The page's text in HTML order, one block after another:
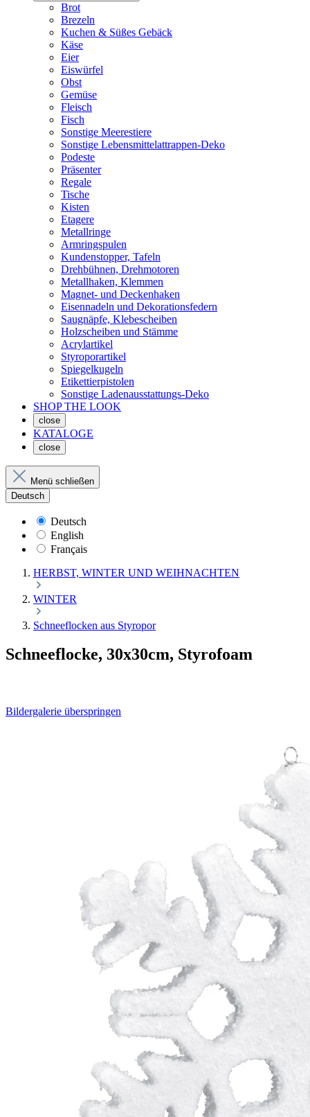
Brot
Brezeln
Kuchen & Süßes Gebäck
Käse
Eier
Eiswürfel
Obst
Gemüse
Fleisch
Fisch
Sonstige Meerestiere
Sonstige Lebensmittelattrappen-Deko
Podeste
Präsenter
Regale
Tische
Kisten
Etagere
Metallringe
Armringspulen
Kundenstopper, Tafeln
Drehbühnen, Drehmotoren
Metallhaken, Klemmen
Magnet- und Deckenhaken
Eisennadeln und Dekorationsfedern
Saugnäpfe, Klebescheiben
Holzscheiben und Stämme
Acrylartikel
Styroporartikel
Spiegelkugeln
Etikettierpistolen
Sonstige Ladenausstattungs-Deko
SHOP THE LOOK
close
KATALOGE
close
Menü schließen
Deutsch
Deutsch
English
Français
HERBST, WINTER UND WEIHNACHTEN
WINTER
Schneeflocken aus Styropor
Schneeflocke, 30x30cm, Styrofoam
Bildergalerie überspringen